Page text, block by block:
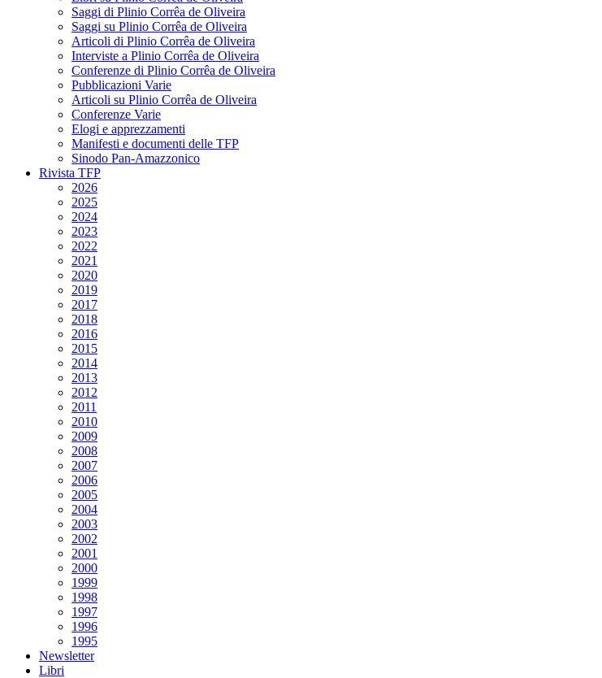
Saggi di Plinio Corrêa de Oliveira
Saggi su Plinio Corrêa de Oliveira
Articoli di Plinio Corrêa de Oliveira
Interviste a Plinio Corrêa de Oliveira
Conferenze di Plinio Corrêa de Oliveira
Pubblicazioni Varie
Articoli su Plinio Corrêa de Oliveira
Conferenze Varie
Elogi e apprezzamenti
Manifesti e documenti delle TFP
Sinodo Pan-Amazzonico
Rivista TFP
2026
2025
2024
2023
2022
2021
2020
2019
2017
2018
2016
2015
2014
2013
2012
2011
2010
2009
2008
2007
2006
2005
2004
2003
2002
2001
2000
1999
1998
1997
1996
1995
Newsletter
Libri